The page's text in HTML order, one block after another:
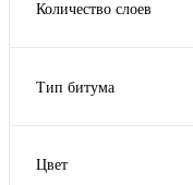
Количество слоев
Тип битума
Цвет